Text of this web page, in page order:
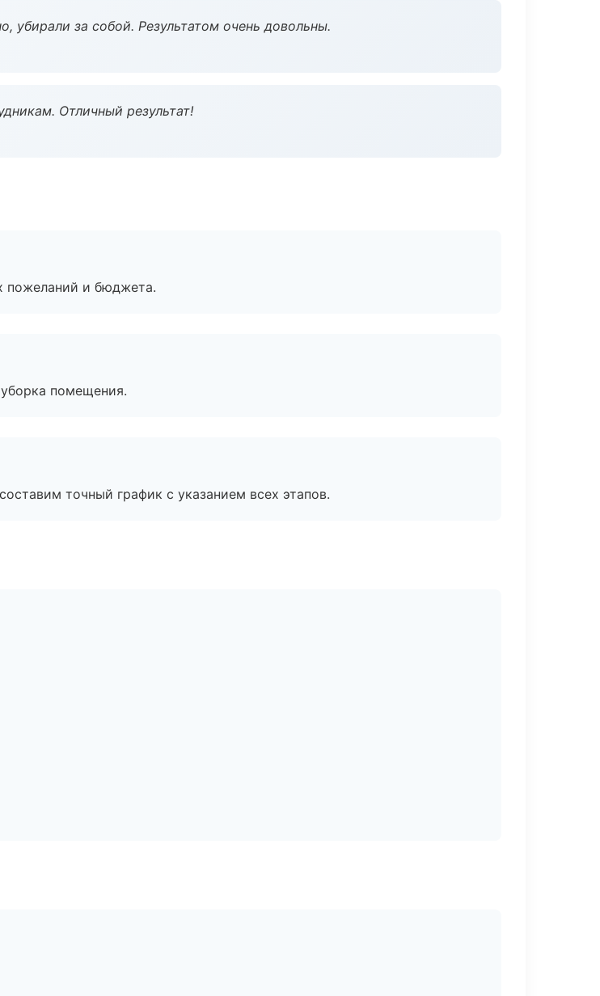
убирали за собой. Результатом очень довольны.
Отличный результат!
пожеланий и бюджета.
помещения.
точный график с указанием всех этапов.